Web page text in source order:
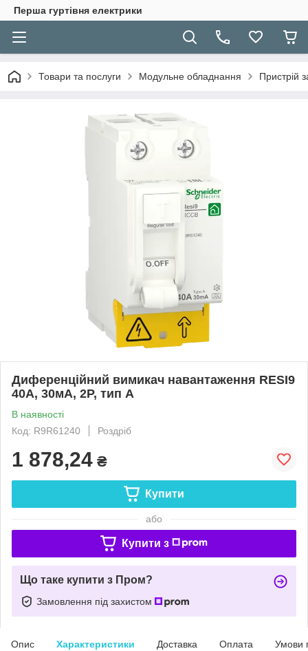
Перша гуртівня електрики
Товари та послуги Модульне обладнання Пристрій
Диференційний вимикач навантаження RESI9
40A, 30мA, 2P, тип А
В наявності
Код: R9R61240
Роздріб
1 878,24 ₴
Купити
або
Купити з
Що таке купити з Пром?
Замовлення під захистом
Опис Характеристики Доставка Оплата Умови